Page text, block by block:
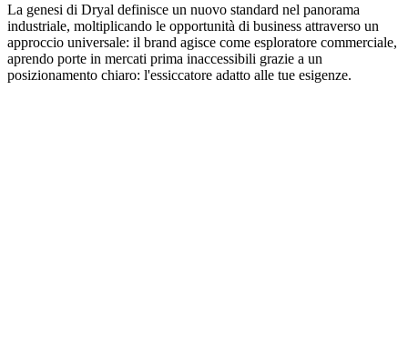
La genesi di Dryal definisce un nuovo standard nel panorama
industriale, moltiplicando le opportunità di business attraverso un
approccio universale: il brand agisce come esploratore commerciale,
aprendo porte in mercati prima inaccessibili grazie a un
posizionamento chiaro: l'essiccatore adatto alle tue esigenze.